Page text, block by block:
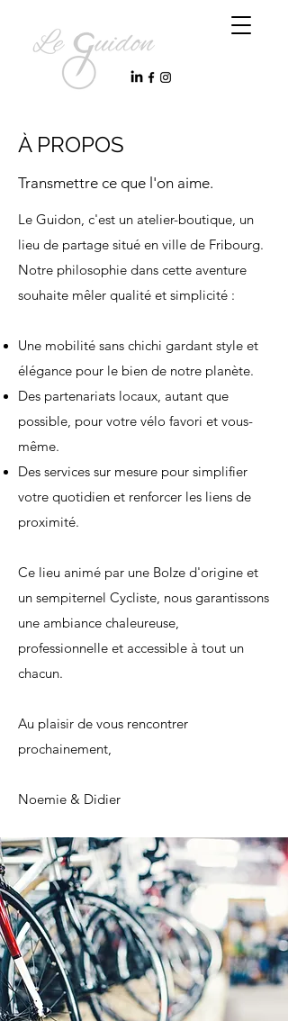
À PROPOS
Transmettre ce que l'on aime.
Le Guidon, c'est un atelier-boutique, un
lieu de partage situé en ville de Fribourg.
Notre philosophie dans cette aventure
souhaite mêler qualité et simplicité :
Une mobilité sans chichi gardant style et
élégance pour le bien de notre planète.
Des partenariats locaux, autant que
possible, pour votre vélo favori et vous-
même.
Des services sur mesure pour simplifier
votre quotidien et renforcer les liens de
proximité.
Ce lieu animé par une Bolze d'origine et
un sempiternel Cycliste, nous garantissons
une ambiance chaleureuse,
professionnelle et accessible à tout un
chacun.
Au plaisir de vous rencontrer
prochainement,
Noemie & Didier